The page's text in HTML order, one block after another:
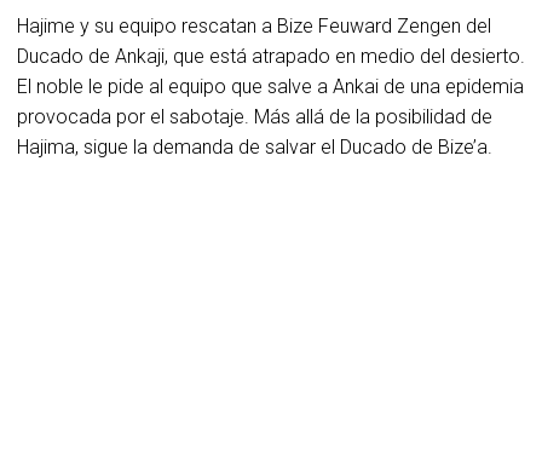
Hajime y su equipo rescatan a Bize Feuward Zengen del
Ducado de Ankaji, que está atrapado en medio del desierto.
El noble le pide al equipo que salve a Ankai de una epidemia
provocada por el sabotaje. Más allá de la posibilidad de
Hajima, sigue la demanda de salvar el Ducado de Bize’a.